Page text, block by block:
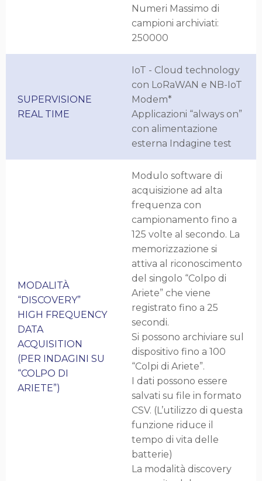
Numeri Massimo di
campioni archiviati:
250000
SUPERVISIONE
REAL TIME
IoT - Cloud technology
con LoRaWAN e NB-IoT
Modem*
Applicazioni “always on”
con alimentazione
esterna Indagine test
MODALITÀ
“DISCOVERY”
HIGH FREQUENCY
DATA
ACQUISITION
(PER INDAGINI SU
“COLPO DI
ARIETE”)
Modulo software di
acquisizione ad alta
frequenza con
campionamento fino a
125 volte al secondo. La
memorizzazione si
attiva al riconoscimento
del singolo “Colpo di
Ariete” che viene
registrato fino a 25
secondi.
Si possono archiviare sul
dispositivo fino a 100
“Colpi di Ariete”.
I dati possono essere
salvati su file in formato
CSV. (L’utilizzo di questa
funzione riduce il
tempo di vita delle
batterie)
La modalità discovery